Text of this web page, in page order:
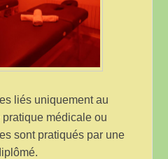
liés uniquement au
médicale ou
sont pratiqués par une